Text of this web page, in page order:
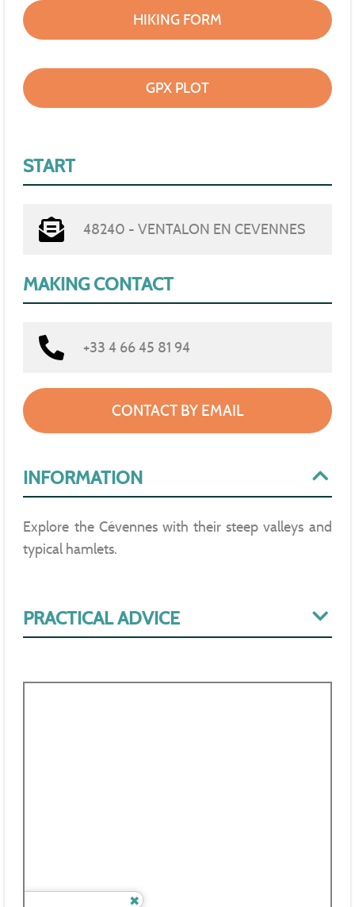
INFORMATION
Explore the Cévennes with their steep valleys and
typical hamlets.
PRACTICAL ADVICE
HIKING FORM
GPX PLOT
START
48240 - VENTALON EN CEVENNES
MAKING CONTACT
+33 4 66 45 81 94
CONTACT BY EMAIL